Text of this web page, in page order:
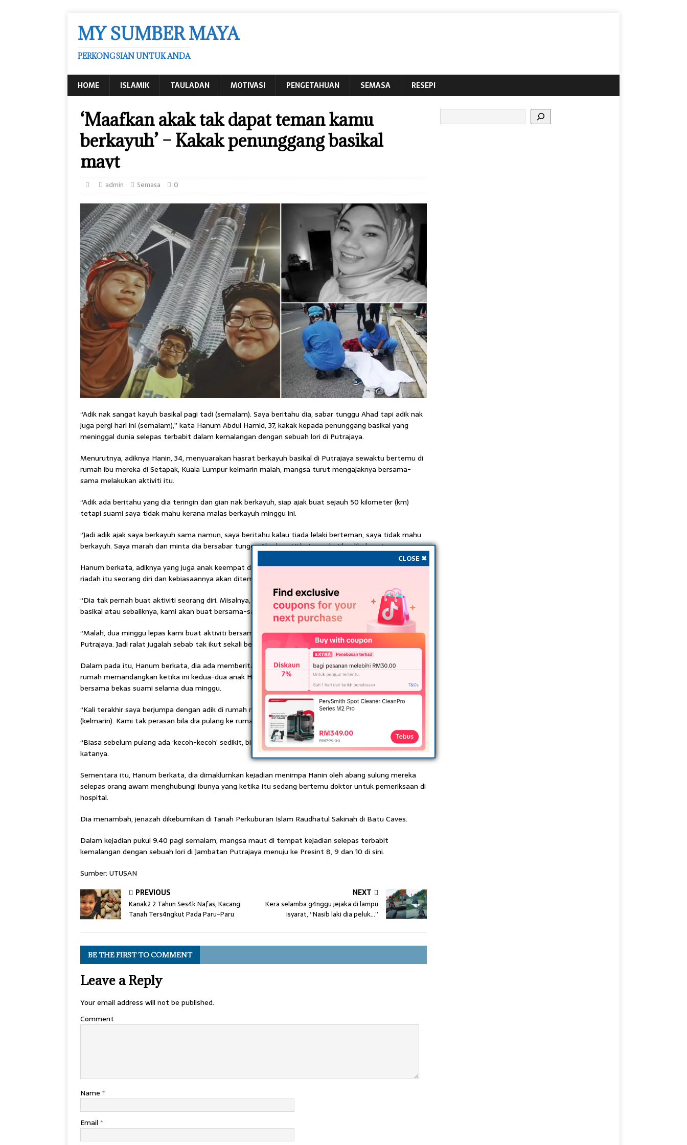
MY SUMBER MAYA
PERKONGSIAN UNTUK ANDA
HOME ISLAMIK TAULADAN MOTIVASI PENGETAHUAN SEMASA RESEPI
‘Maafkan akak tak dapat teman kamu
berkayuh’ – Kakak penunggang basikal
mavt
admin Semasa 0
“Adik nak sangat kayuh basikal pagi tadi (semalam). Saya beritahu dia, sabar tunggu Ahad tapi adik nak
juga pergi hari ini (semalam),” kata Hanum Abdul Hamid, 37, kakak kepada penunggang basikal yang
meninggal dunia selepas terbabit dalam kemala­ngan dengan sebuah lori di Putrajaya.
Menurutnya, adiknya Hanin, 34, menyuarakan hasrat berka­yuh basikal di Putrajaya sewaktu bertemu di
rumah ibu mereka di Setapak, Kuala Lumpur kelmarin malah, mangsa turut mengajaknya bersama-
sama melakukan aktiviti itu.
“Adik ada beritahu yang dia teringin dan gian nak berkayuh, siap ajak buat sejauh 50 kilome­ter (km)
tetapi suami saya tidak mahu kerana malas berkayuh minggu ini.
“Jadi adik ajak saya berkayuh sama namun, saya beritahu kalau tiada lelaki berteman, saya tidak mahu
berkayuh. Saya marah dan minta dia bersabar tunggu Ahad pagi,” katanya ketika dihubungi.
Hanum berkata, adiknya yang juga anak keempat daripada lima beradik tidak pernah melakukan aktiviti
riadah itu seorang diri dan kebiasaannya akan ditemaninya serta suami.
“Dia tak pernah buat aktiviti seorang diri. Misalnya, kalau saya buat aktiviti berlari dan dia pula berkayuh
basikal atau sebaliknya, kami akan buat bersama-sama.
“Malah, dua minggu lepas kami buat aktiviti bersama dan dia berjaya berkayuh sehingga jarak 30 km di
Putrajaya. Jadi ralat jugalah sebab tak ikut sekali berkayuh basikal hari ini,” katanya dengan nada sebak.
Dalam pada itu, Hanum berkata, dia ada memberitahu adiknya supaya membuat kayuhan di sekitar
rumah memandangkan ketika ini kedua-dua anak Hanin berusia enam dan empat tahun tinggal
bersama bekas suami selama dua minggu.
“Kali terakhir saya berjumpa dengan adik di rumah mak antara pukul 7 malam hingga 8 malam semalam
(kelmarin). Kami tak perasan bila dia pulang ke rumah kerana tiba-tiba sudah hilang.
“Biasa sebelum pulang ada ‘kecoh-kecoh’ sedikit, biasalah bila jumpa adik-beradik dan bersalaman,”
katanya.
Sementara itu, Hanum berkata, dia dimaklumkan kejadian menimpa Hanin oleh abang sulung mereka
selepas orang awam menghubungi ibunya yang ketika itu sedang bertemu doktor untuk pemeriksaan di
hospital.
Dia menambah, jenazah dikebumikan di Tanah Perkuburan Islam Raudhatul Sakinah di Batu Caves.
Dalam kejadian pukul 9.40 pagi semalam, mangsa maut di tempat kejadian selepas terbabit
kemalangan dengan sebuah lori di Jambatan Putrajaya menuju ke Presint 8, 9 dan 10 di sini.
Sumber: UTUSAN
PREVIOUS
Kanak2 2 Tahun Ses4k Nafas, Kacang
Tanah Ters4ngkut Pada Paru-Paru
NEXT
Kera selamba g4nggu jejaka di lampu
isyarat, “Nasib laki dia peluk…”
BE THE FIRST TO COMMENT
Leave a Reply
Your email address will not be published.
Comment
Name *
Email *
CLOSE ✖